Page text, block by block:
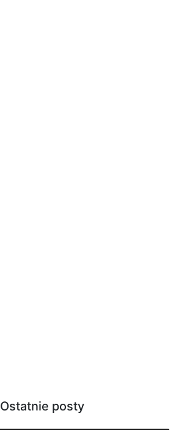
Ostatnie posty